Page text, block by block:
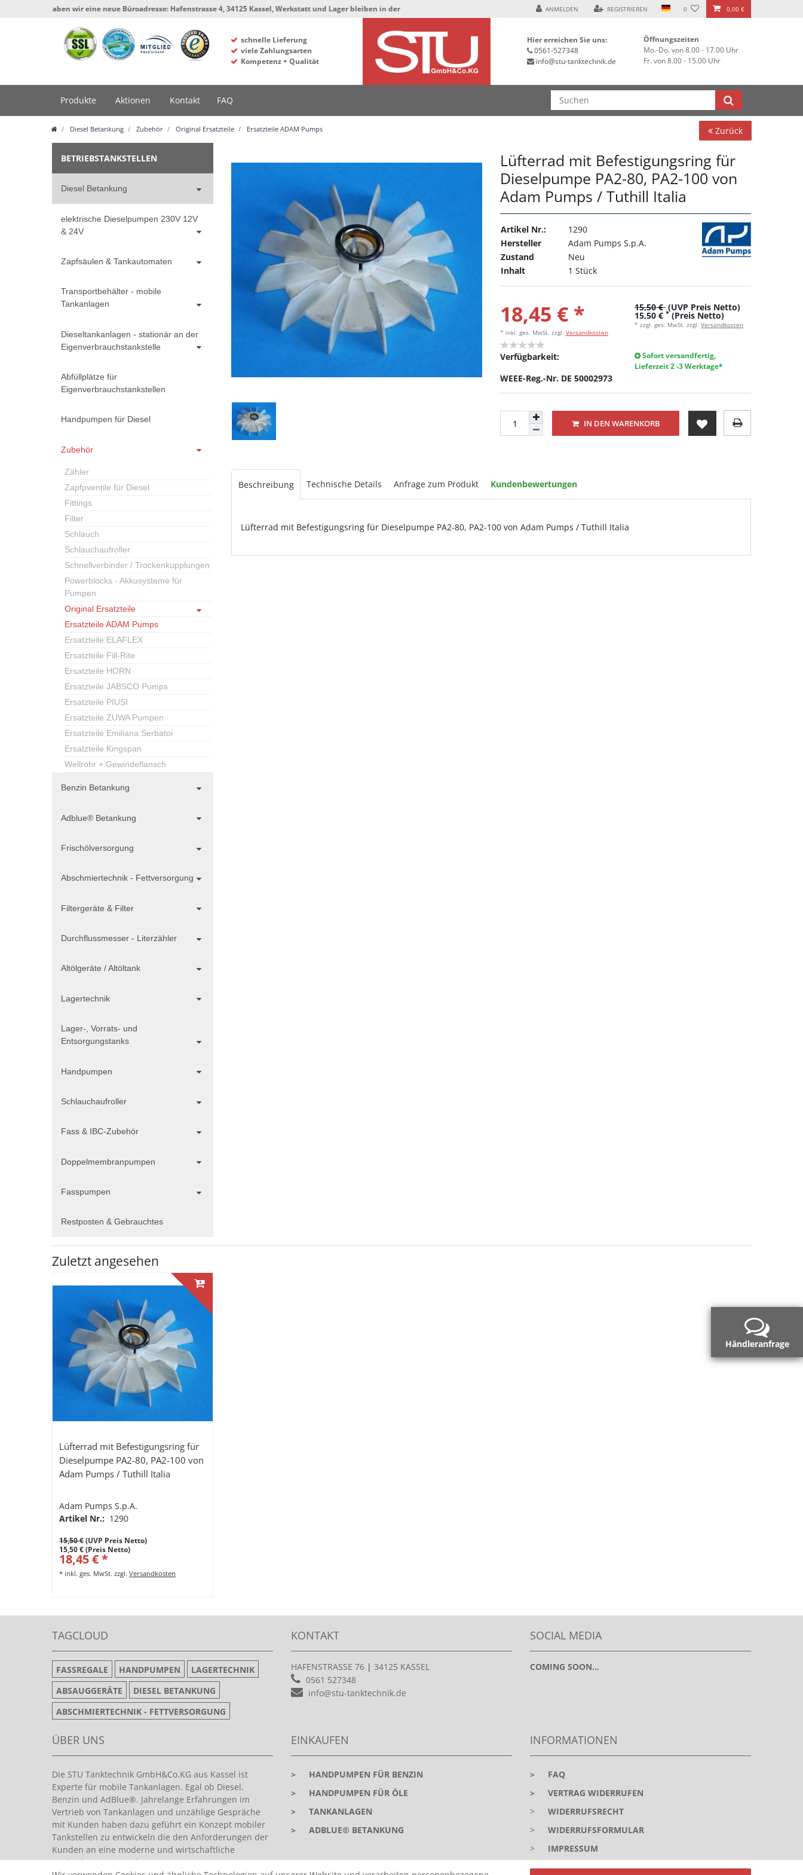
wir eine neue Büroadresse: Hafenstrasse 4, 34125 Kassel, Werkstatt und Lager bleiben in der Hafenstrasse 76, 34125 Kassel *** ANMELDEN REGISTRIEREN 0 0,00 €
schnelle Lieferung
viele Zahlungsarten
Kompetenz + Qualität
Hier erreichen Sie uns:
0561-527348
info@stu-tanktechnik.de
Öffnungszeiten
Mo.-Do. von 8.00 - 17.00 Uhr
Fr. von 8.00 - 15.00 Uhr
Händleranfrage
Produkte Aktionen Kontakt FAQ
Diesel Betankung Zubehör Original Ersatzteile Ersatzteile ADAM Pumps Zurück
BETRIEBSTANKSTELLEN
Diesel Betankung
elektrische Dieselpumpen 230V 12V
& 24V
Zapfsäulen & Tankautomaten
Transportbehälter - mobile
Tankanlagen
Dieseltankanlagen - stationär an der
Eigenverbrauchstankstelle
Abfüllplätze für
Eigenverbrauchstankstellen
Handpumpen für Diesel
Zubehör
Zähler
Zapfpventile für Diesel
Fittings
Filter
Schlauch
Schlauchaufroller
Schnellverbinder / Trockenkupplungen
Powerblocks - Akkusysteme für
Pumpen
Original Ersatzteile
Ersatzteile ADAM Pumps
Ersatzteile ELAFLEX
Ersatzteile Fill-Rite
Ersatzteile HORN
Ersatzteile JABSCO Pumps
Ersatzteile PIUSI
Ersatzteile ZUWA Pumpen
Ersatzteile Emiliana Serbatoi
Ersatzteile Kingspan
Wellrohr + Gewindeflansch
Benzin Betankung
Adblue® Betankung
Frischölversorgung
Abschmiertechnik - Fettversorgung
Filtergeräte & Filter
Durchflussmesser - Literzähler
Altölgeräte / Altöltank
Lagertechnik
Lager-, Vorrats- und
Entsorgungstanks
Handpumpen
Schlauchaufroller
Fass & IBC-Zubehör
Doppelmembranpumpen
Fasspumpen
Restposten & Gebrauchtes
Lüfterrad mit Befestigungsring für
Dieselpumpe PA2-80, PA2-100 von
Adam Pumps / Tuthill Italia
Artikel Nr.:
1290
Hersteller
Adam Pumps S.p.A.
Zustand
Neu
Inhalt
1 Stück
18,45 € *
* inkl. ges. MwSt. zzgl. Versandkosten
15,50 € (UVP Preis Netto)
15,50 € * (Preis Netto)
* zzgl. ges. MwSt. zzgl. Versandkosten
Verfügbarkeit:
Sofort versandfertig,
Lieferzeit 2 -3 Werktage*
WEEE-Reg.-Nr. DE 50002973
IN DEN WARENKORB
Beschreibung Technische Details Anfrage zum Produkt Kundenbewertungen
Lüfterrad mit Befestigungsring für Dieselpumpe PA2-80, PA2-100 von Adam Pumps / Tuthill Italia
Zuletzt angesehen
Lüfterrad mit Befestigungsring für
Dieselpumpe PA2-80, PA2-100 von
Adam Pumps / Tuthill Italia
Adam Pumps S.p.A.
Artikel Nr.: 1290
15,50 €(UVP Preis Netto)
15,50 € (Preis Netto)
18,45 € *
* inkl. ges. MwSt. zzgl.Versandkosten
TAGCLOUD
FASSREGALE HANDPUMPEN
LAGERTECHNIK
ABSAUGGERÄTE
DIESEL BETANKUNG
ABSCHMIERTECHNIK - FETTVERSORGUNG
KONTAKT
HAFENSTRASSE 76 | 34125 KASSEL
0561 527348
info@stu-tanktechnik.de
SOCIAL MEDIA
COMING SOON...
ÜBER UNS
Die STU Tanktechnik GmbH&Co.KG aus Kassel ist
Experte für mobile Tankanlagen. Egal ob Diesel,
Benzin und AdBlue®. Jahrelange Erfahrungen im
Vertrieb von Tankanlagen und unzählige Gespräche
mit Kunden haben dazu geführt ein Konzept mobiler
Tankstellen zu entwickeln die den Anforderungen der
Kunden an eine moderne und wirtschaftliche
Tankanlage entsprechen.
EINKAUFEN
>
HANDPUMPEN FÜR BENZIN
>
HANDPUMPEN FÜR ÖLE
>
TANKANLAGEN
>
ADBLUE® BETANKUNG
INFORMATIONEN
>
FAQ
>
VERTRAG WIDERRUFEN
>
WIDERRUFSRECHT
>
WIDERRUFSFORMULAR
>
IMPRESSUM
>
DATENSCHUTZERKLÄRUNG